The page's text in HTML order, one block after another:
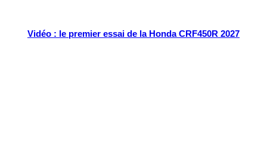
Vidéo : le premier essai de la Honda CRF450R 2027